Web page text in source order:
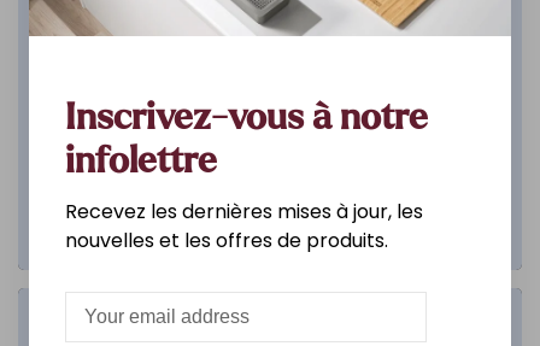
Salle de bain
Inscrivez-vous à notre
infolettre
Recevez les dernières mises à jour, les
nouvelles et les offres de produits.